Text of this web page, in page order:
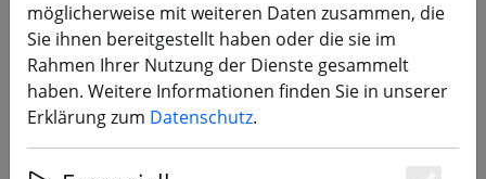
T-Motor F60 Pro IV 1950KV V2 Grau
möglicherweise mit weiteren Daten zusammen, die
Sie ihnen bereitgestellt haben oder die sie im
Rahmen Ihrer Nutzung der Dienste gesammelt
haben. Weitere Informationen finden Sie in unserer
Erklärung zum Datenschutz.